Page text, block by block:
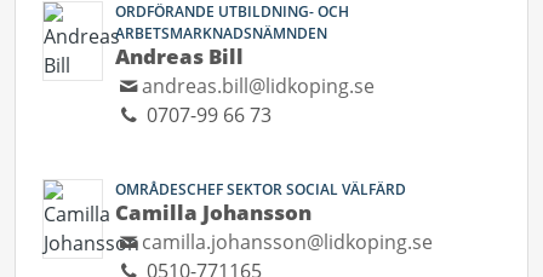
ORDFÖRANDE UTBILDNING- OCH
ARBETSMARKNADSNÄMNDEN
Andreas Bill
andreas.bill@lidkoping.se
0707-99 66 73
OMRÅDESCHEF SEKTOR SOCIAL VÄLFÄRD
Camilla Johansson
camilla.johansson@lidkoping.se
0510-771165